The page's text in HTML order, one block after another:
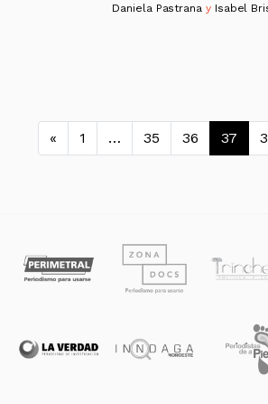
Daniela Pastrana y Isabel
Navegación de
« 1 … 35 36 37